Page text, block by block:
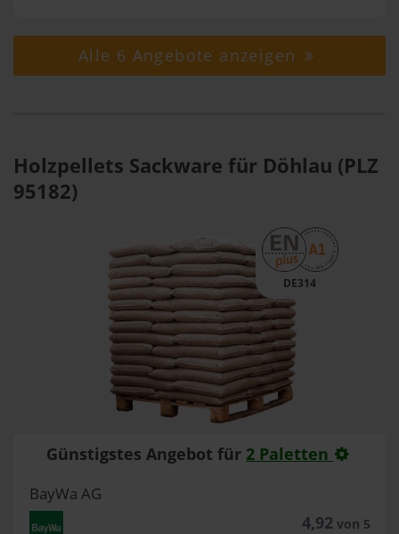
Alle 6 Angebote anzeigen
Holzpellets Sackware für Döhlau (PLZ
95182)
DE314
Günstigstes Angebot für 2 Paletten
BayWa AG
4,92von 5